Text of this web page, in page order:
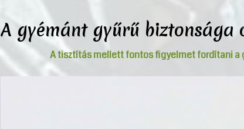
A gyémánt gyűrű
A tisztítás mellett fontos figyelmet fordítani a